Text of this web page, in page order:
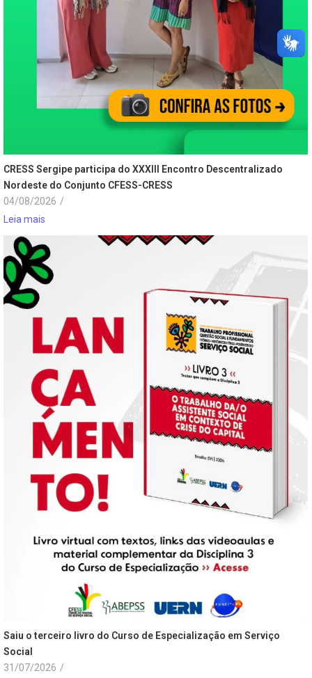
CRESS Sergipe participa do XXXIII Encontro Descentralizado
Nordeste do Conjunto CFESS-CRESS
04/08/2026 /
Leia mais
Saiu o terceiro livro do Curso de Especialização em Serviço
Social
31/07/2026 /